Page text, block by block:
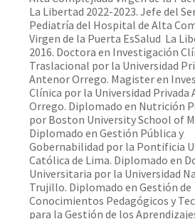
La Libertad 2022-2023. Jefe del
Pediatría del Hospital de Alta
Virgen de la Puerta EsSalud  La
2016. Doctora en Investigación
Traslacional por la Universidad
Antenor Orrego. Magister en
Clínica por la Universidad Privada
Orrego. Diplomado en Nutrición
por Boston University School of
Diplomado en Gestión Pública y
Gobernabilidad por la Pontificia
Católica de Lima. Diplomado en
Universitaria por la Universidad
Trujillo. Diplomado en Gestión de
Conocimientos Pedagógicos y
para la Gestión de los